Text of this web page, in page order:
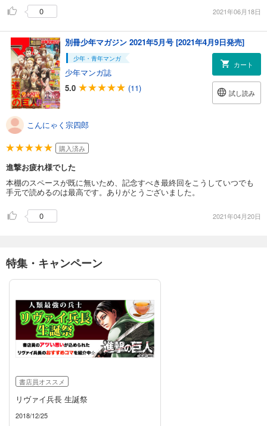
0 2021年06月18日
別冊少年マガジン 2021年5月号 [2021年4月9日発売]
少年・青年マンガ
少年マンガ誌
5.0
(11)
カート
試し読み
こんにゃく宗四郎
購入済み
進撃お疲れ様でした
本棚のスペースが既に無いため、記念すべき最終回をこうしていつでも
手元で読めるのは最高です。ありがとうございました。
0 2021年04月20日
特集・キャンペーン
書店員オススメ
リヴァイ兵長 生誕祭
2018/12/25